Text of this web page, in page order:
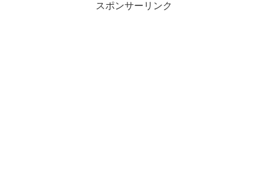
スポンサーリンク